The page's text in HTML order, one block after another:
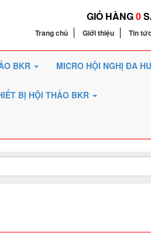
GIỎ HÀNG0
Trang chủ Giới thiệu Tin tức
BKR MICRO HỘI NGHỊ ĐA
BỊ HỘI THẢO BKR